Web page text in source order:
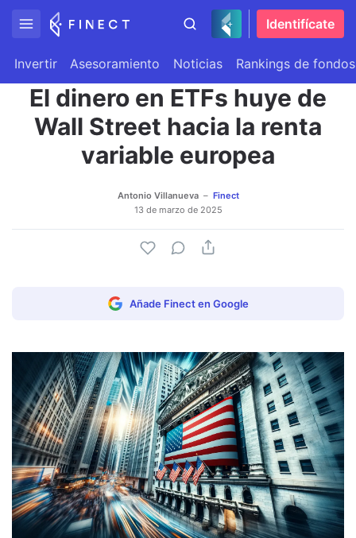
Identifícate
Invertir Asesoramiento Noticias Rankings de fondos
El dinero en ETFs huye de
Wall Street hacia la renta
variable europea
Antonio Villanueva
Finect
13 de marzo de 2025
Añade Finect en Google